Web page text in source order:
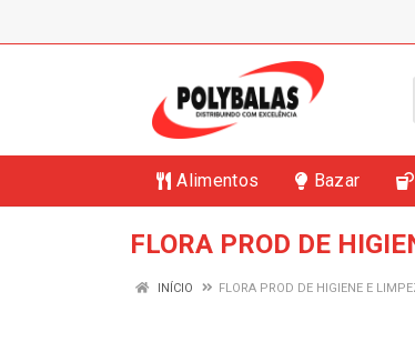
Alimentos Bazar
FLORA PROD DE
INÍCIO FLORA PROD DE HIGIENE E